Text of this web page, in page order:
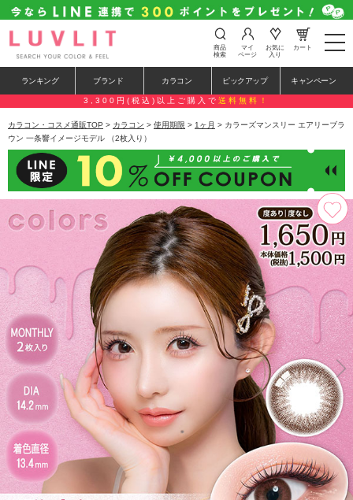
t
o
e
n
a
a
i
o
n
商品
検索
マイ
ページ
お気に
入り
カート
ランキング ブランド カラコン ピックアップ キャンペーン
3,300円(税込)以上ご購入で 送料無料！
カラコン・コスメ通販TOP > カラコン > 使用期限 > 1ヶ月 > カラーズマンスリー エアリーブラ
ウン 一条響イメージモデル （2枚入り）